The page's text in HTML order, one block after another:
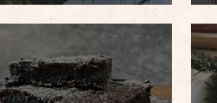
Quiche